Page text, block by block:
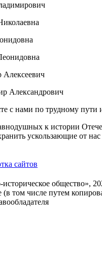
Александрович
с нами по трудному
к истории
ускользающие от
сайтов
общество»,
(в том числе путем